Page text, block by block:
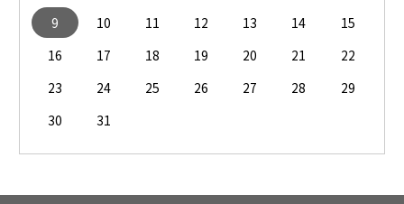
9
10 11 12 13 14
15
16
17 18 19 20 21
22
23
24 25 26 27 28
29
30
31